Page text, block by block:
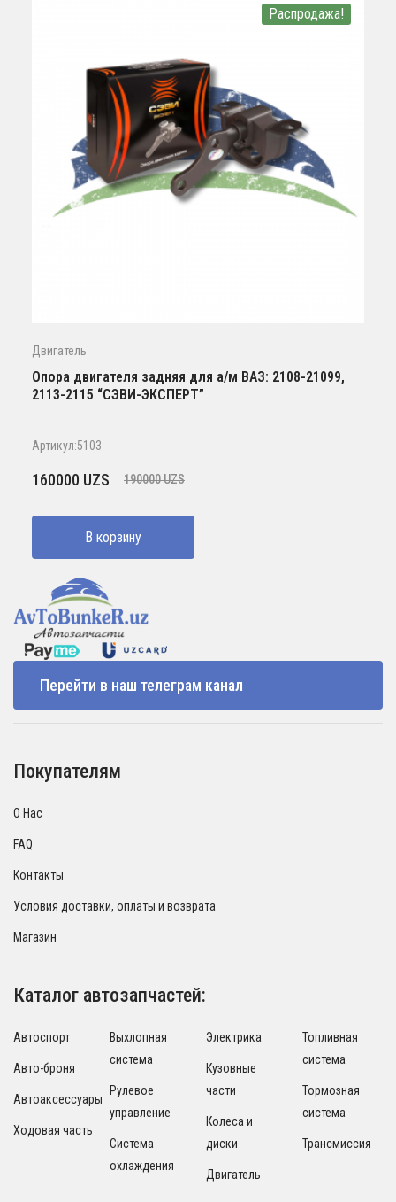
Распродажа!
Двигатель
Опора двигателя задняя для а/м ВАЗ: 2108-21099,
2113-2115 “СЭВИ-ЭКСПЕРТ”
Артикул:5103
190000UZS
Первоначальная
составляла
190000 UZS.
160000 UZS
Текущая
160000 UZS.
В корзину
Перейти в наш телеграм канал
Покупателям
О Нас
FAQ
Контакты
Условия доставки, оплаты и возврата
Магазин
Каталог автозапчастей:
Автоспорт
Авто-броня
Автоаксессуары
Ходовая часть
Выхлопная
система
Рулевое
управление
Система
охлаждения
Электрика
Кузовные
части
Колеса и
диски
Двигатель
Топливная
система
Тормозная
система
Трансмиссия